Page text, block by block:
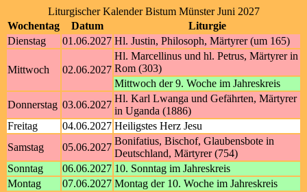
Liturgischer Kalender Bistum Münster Juni 2027
Wochentag
Datum
Liturgie
Dienstag
01.06.2027 Hl. Justin, Philosoph, Märtyrer (um 165)
Mittwoch 02.06.2027
Hl. Marcellinus und hl. Petrus, Märtyrer in
Rom (303)
Mittwoch der 9. Woche im Jahreskreis
Donnerstag 03.06.2027
Hl. Karl Lwanga und Gefährten, Märtyrer
in Uganda (1886)
Freitag
04.06.2027 Heiligstes Herz Jesu
Samstag
05.06.2027
Bonifatius, Bischof, Glaubensbote in
Deutschland, Märtyrer (754)
Sonntag
06.06.2027 10. Sonntag im Jahreskreis
Montag
07.06.2027 Montag der 10. Woche im Jahreskreis